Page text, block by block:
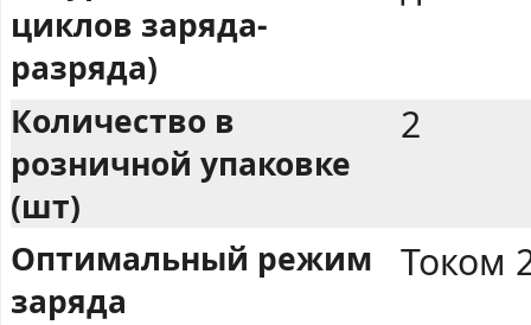
циклов заряда-
разряда)
Количество в
розничной упаковке
(шт)
2
Оптимальный режим
заряда
Током